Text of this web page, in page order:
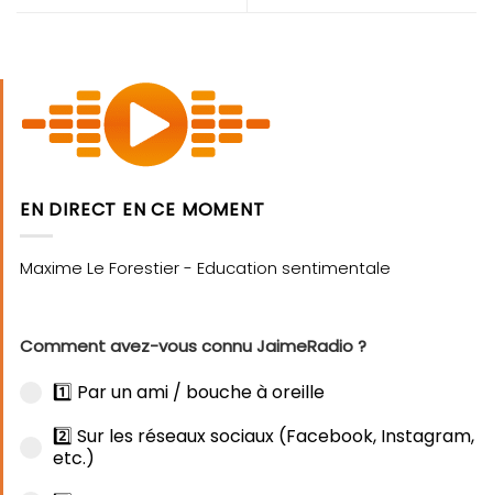
EN DIRECT EN CE MOMENT
Comment avez-vous connu JaimeRadio ?
1️⃣ Par un ami / bouche à oreille
2️⃣ Sur les réseaux sociaux (Facebook, Instagram,
etc.)